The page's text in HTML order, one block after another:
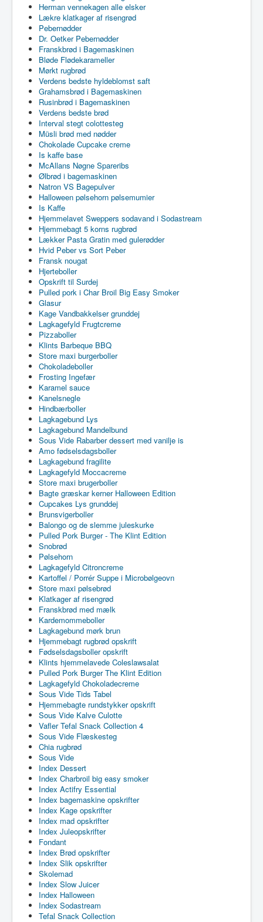
Herman vennekagen alle elsker
Lækre klatkager af risengrød
Pebernødder
Dr. Oetker Pebernødder
Franskbrød i Bagemaskinen
Bløde Flødekarameller
Mørkt rugbrød
Verdens bedste hyldeblomst saft
Grahamsbrød i Bagemaskinen
Rusinbrød i Bagemaskinen
Verdens bedste brød
Interval stegt colottesteg
Müsli brød med nødder
Chokolade Cupcake creme
Is kaffe base
McAllans Nøgne Spareribs
Ølbrød i bagemaskinen
Natron VS Bagepulver
Halloween pølsehorn pølsemumier
Is Kaffe
Hjemmelavet Sweppers sodavand i Sodastream
Hjemmebagt 5 korns rugbrød
Lækker Pasta Gratin med gulerødder
Hvid Peber vs Sort Peber
Fransk nougat
Hjerteboller
Opskrift til Surdej
Pulled pork i Char Broil Big Easy Smoker
Glasur
Kage Vandbakkelser grunddej
Lagkagefyld Frugtcreme
Pizzaboller
Klints Barbeque BBQ
Store maxi burgerboller
Chokoladeboller
Frosting Ingefær
Karamel sauce
Kanelsnegle
Hindbærboller
Lagkagebund Lys
Lagkagebund Mandelbund
Sous Vide Rabarber dessert med vanilje is
Amo fødselsdagsboller
Lagkagebund fragilite
Lagkagefyld Moccacreme
Store maxi brugerboller
Bagte græskar kerner Halloween Edition
Cupcakes Lys grunddej
Brunsvigerboller
Balongo og de slemme juleskurke
Pulled Pork Burger - The Klint Edition
Snobrød
Pølsehorn
Lagkagefyld Citroncreme
Kartoffel / Porrér Suppe i Microbølgeovn
Store maxi pølsebrød
Klatkager af risengrød
Franskbrød med mælk
Kardemommeboller
Lagkagebund mørk brun
Hjemmebagt rugbrød opskrift
Fødselsdagsboller opskrift
Klints hjemmelavede Coleslawsalat
Pulled Pork Burger The Klint Edition
Lagkagefyld Chokoladecreme
Sous Vide Tids Tabel
Hjemmebagte rundstykker opskrift
Sous Vide Kalve Culotte
Vafler Tefal Snack Collection 4
Sous Vide Flæskesteg
Chia rugbrød
Sous Vide
Index Dessert
Index Charbroil big easy smoker
Index Actifry Essential
Index bagemaskine opskrifter
Index Kage opskrifter
Index mad opskrifter
Index Juleopskrifter
Fondant
Index Brød opskrifter
Index Slik opskrifter
Skolemad
Index Slow Juicer
Index Halloween
Index Sodastream
Tefal Snack Collection